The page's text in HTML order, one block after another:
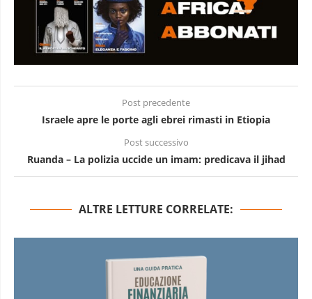
Post precedente
Israele apre le porte agli ebrei rimasti in Etiopia
Post successivo
Ruanda – La polizia uccide un imam: predicava il jihad
ALTRE LETTURE CORRELATE: